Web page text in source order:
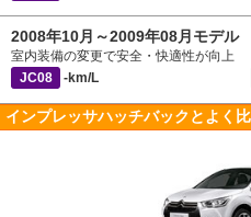
2008年10月～2009年08月モデル
室内装備の変更で安全・快適性が向上
JC08
-km/L
インプレッサハッチバックとよく